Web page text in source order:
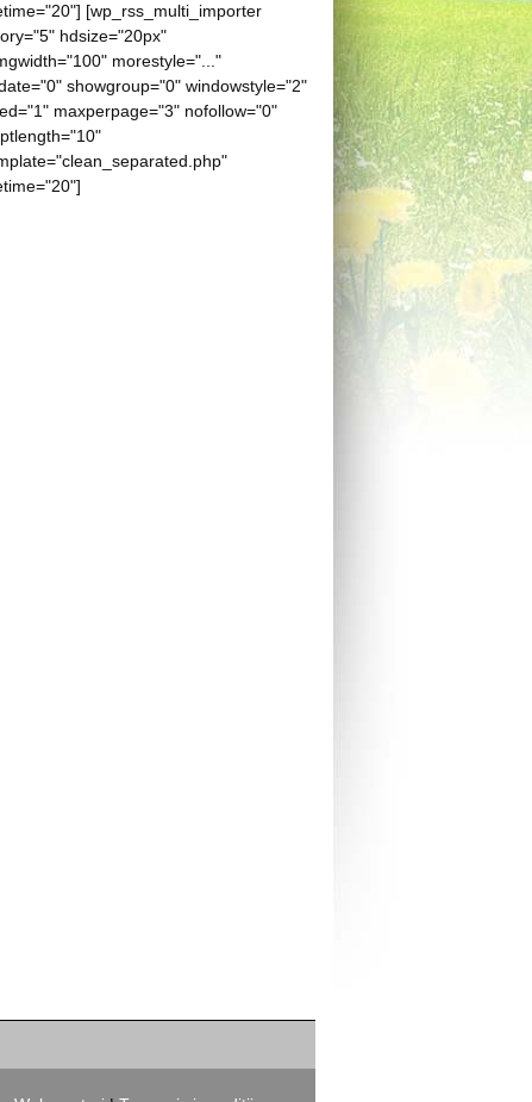
[wp_rss_multi_importer
hdsize="20px"
morestyle="..."
showgroup="0" windowstyle="2"
maxperpage="3" nofollow="0"